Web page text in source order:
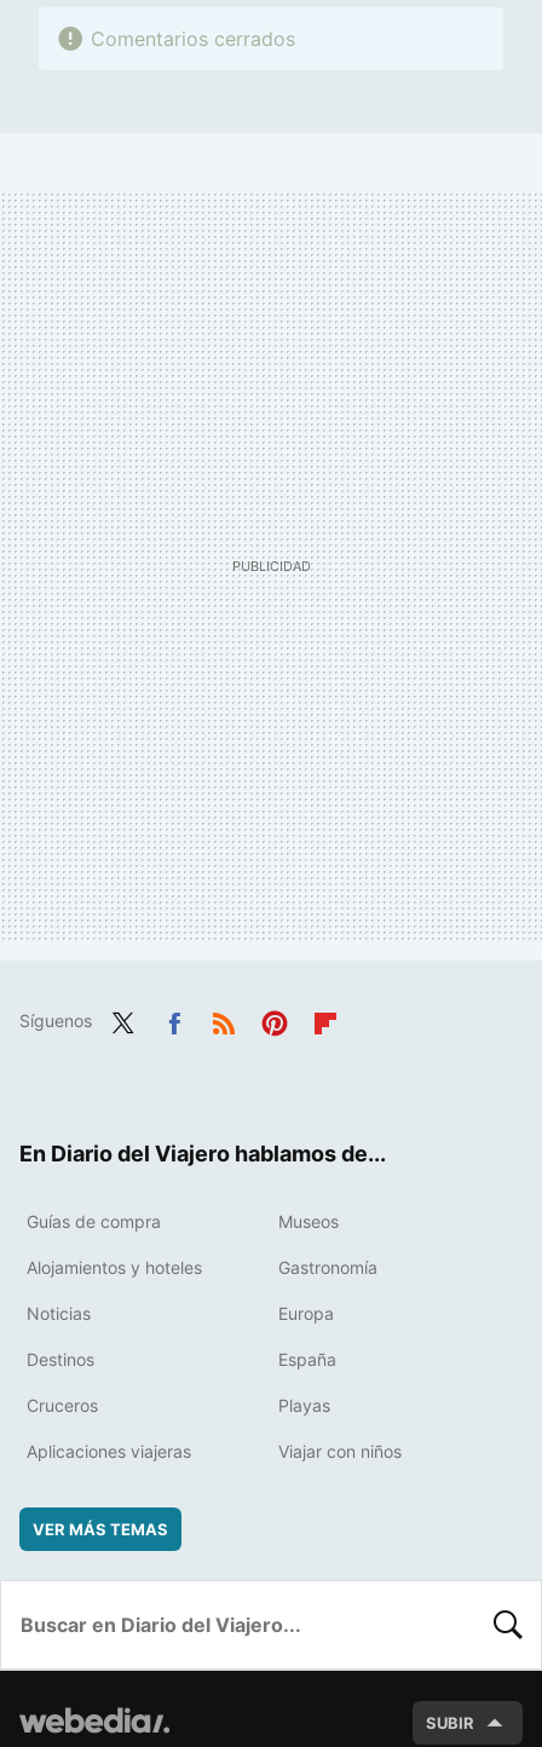
Comentarios cerrados
Síguenos
En Diario del Viajero hablamos de...
Guías de compra Museos
Alojamientos y hoteles Gastronomía
Noticias Europa
Destinos España
Cruceros Playas
Aplicaciones viajeras Viajar con niños
VER MÁS TEMAS
SUBIR